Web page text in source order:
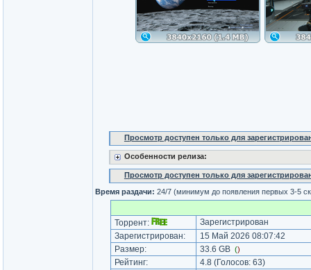
Просмотр доступен только для
Особенности релиза:
Просмотр доступен только для
Время раздачи: 24/7 (минимум до появления первых 3-5
Торрент:
Зарегистрирован
Зарегистрирован:
15 Май 2026 08:07:42
Размер:
33.6 GB ()
Рейтинг: 4.8 (Голосов: 63)